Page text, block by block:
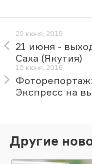
20 июня, 2016
21 июня -
Саха (Якутия)
15 июня, 2016
Экспресс на
Другие